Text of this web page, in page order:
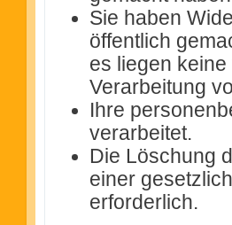
Sie haben
öffentlich
es liegen
Verarbeitung
Ihre
verarbeitet.
Die Löschung
einer
erforderlich.